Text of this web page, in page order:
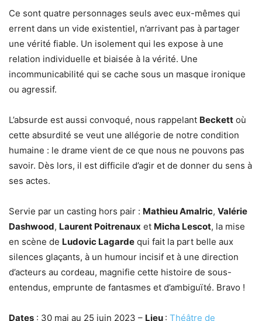
Ce sont quatre personnages seuls avec eux-mêmes qui
errent dans un vide existentiel, n’arrivant pas à partager
une vérité fiable. Un isolement qui les expose à une
relation individuelle et biaisée à la vérité. Une
incommunicabilité qui se cache sous un masque ironique
ou agressif.
L’absurde est aussi convoqué, nous rappelant Beckett où
cette absurdité se veut une allégorie de notre condition
humaine : le drame vient de ce que nous ne pouvons pas
savoir. Dès lors, il est difficile d’agir et de donner du sens à
ses actes.
Servie par un casting hors pair : Mathieu Amalric, Valérie
Dashwood, Laurent Poitrenaux et Micha Lescot, la mise
en scène de Ludovic Lagarde qui fait la part belle aux
silences glaçants, à un humour incisif et à une direction
d’acteurs au cordeau, magnifie cette histoire de sous-
entendus, emprunte de fantasmes et d’ambiguïté. Bravo !
Dates : 30 mai au 25 juin 2023 – Lieu : Théâtre de